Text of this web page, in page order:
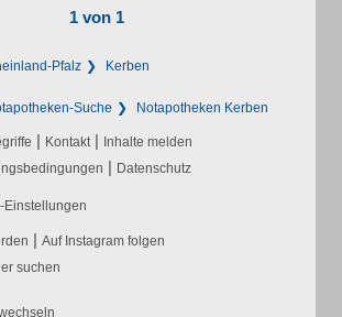
1 von 1
Pfalz Kerben
Suche Notapotheken Kerben
| Kontakt | Inhalte melden
| Datenschutz
Einstellungen
| Auf Instagram folgen
suchen